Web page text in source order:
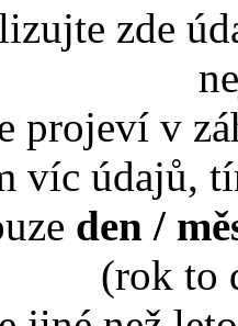
zde
projeví v
víc údajů,
den /
(rok to